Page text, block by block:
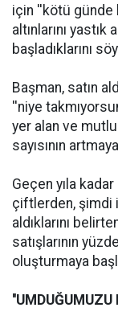
için ''kötü günde
altınlarını
başladıklarını
Başman, satın
''niye
yer alan ve mutlu
sayısının
Geçen yıla
çiftlerden, şimdi
aldıklarını
satışlarının
oluşturmaya